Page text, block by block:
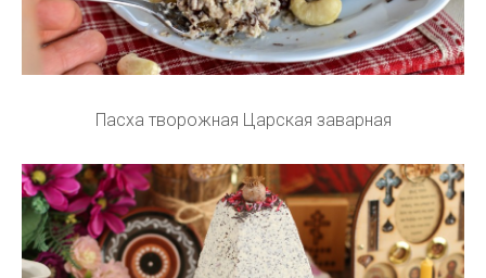
Пасха творожная Царская заварная